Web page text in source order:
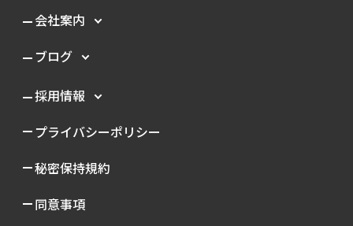
会社案内
ブログ
採用情報
プライバシーポリシー
秘密保持規約
同意事項